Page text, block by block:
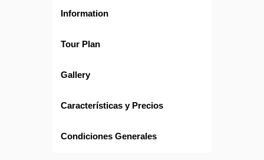
Information
Tour Plan
Gallery
Características y Precios
Condiciones Generales